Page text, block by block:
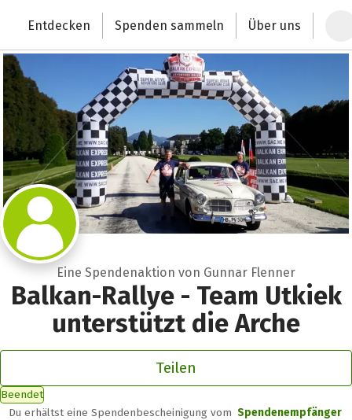
Deutschlands größte Spendenplattform
Entdecken Spenden sammeln Über uns
Eine Spendenaktion von Gunnar Flenner
Balkan-Rallye - Team Utkiek
unterstützt die Arche
Teilen
Beendet
Du erhältst eine Spendenbescheinigung vom Spendenempfänger